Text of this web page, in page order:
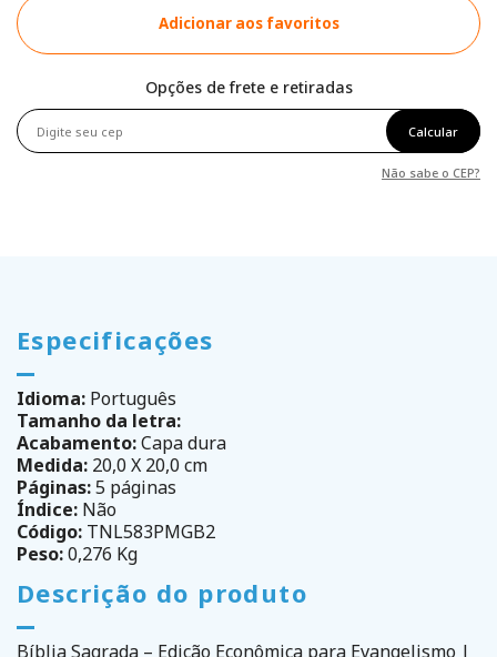
Adicionar aos favoritos
Opções de frete e retiradas
Calcular
Não sabe o CEP?
Especificações
Idioma: Português
Tamanho da letra:
Acabamento:Capa dura
Medida: 20,0 X 20,0 cm
Páginas:5 páginas
Índice: Não
Código: TNL583PMGB2
Peso:0,276 Kg
Descrição do produto
Bíblia Sagrada – Edição Econômica para Evangelismo |